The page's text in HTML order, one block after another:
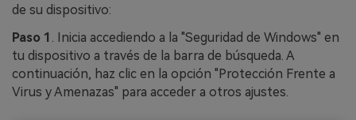
de su dispositivo:
Paso 1 . Inicia accediendo a la "Seguridad de Windows" en
tu dispositivo a través de la barra de búsqueda. A
continuación, haz clic en la opción "Protección Frente a
Virus y Amenazas" para acceder a otros ajustes.